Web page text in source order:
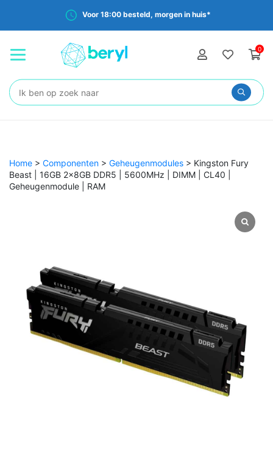
Voor 18:00 besteld, morgen in huis*
0
Zoeken:
Home > Componenten > Geheugenmodules > Kingston Fury
Beast | 16GB 2x8GB DDR5 | 5600MHz | DIMM | CL40 |
Geheugenmodule | RAM